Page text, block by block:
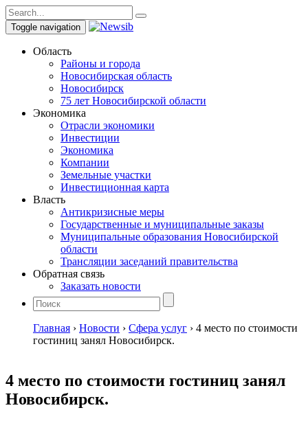
Toggle navigation
Область
Районы и города
Новосибирская область
Новосибирск
75 лет Новосибирской области
Экономика
Отрасли экономики
Инвестиции
Экономика
Компании
Земельные участки
Инвестиционная карта
Власть
Антикризисные меры
Государственные и муниципальные заказы
Муниципальные образования Новосибирской
области
Трансляции заседаний правительства
Обратная связь
Заказать новости
Главная › Новости › Сфера услуг › 4 место по стоимости
гостиниц занял Новосибирск.
4 место по стоимости гостиниц занял
Новосибирск.